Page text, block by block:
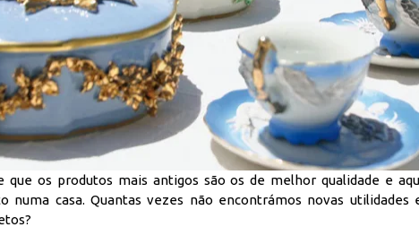
que os produtos mais antigos são os de melhor qualidade e
numa casa. Quantas vezes não encontrámos novas utilidades